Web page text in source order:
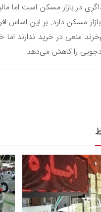
در بازار مسکن است اما
بازار مسکن دارد. بر این
منعی در خرید ندارند
را کاهش می‌دهد.